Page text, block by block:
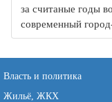
за считаные годы
современный
Власть и политика
Жильё, ЖКХ